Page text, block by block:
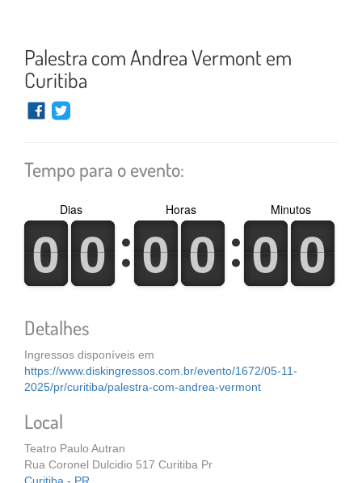
Palestra com Andrea Vermont em
Curitiba
Tempo para o evento:
0
0
1
1 0
0
1
1
Dias
0
0
1
1 0
0
1
1
Horas
0
0
1
1 0
0
1
1
Minutos
Detalhes
Ingressos disponíveis em
https://www.diskingressos.com.br/evento/1672/05-11-
2025/pr/curitiba/palestra-com-andrea-vermont
Local
Teatro Paulo Autran
Rua Coronel Dulcidio 517 Curitiba Pr